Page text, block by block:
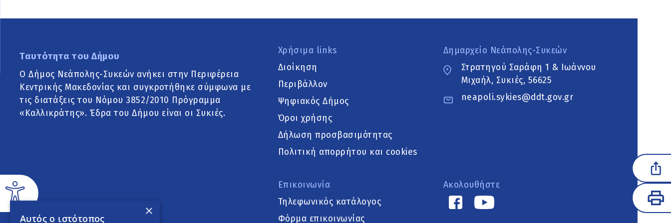
Ταυτότητα του Δήμου
Ο Δήμος Νεάπολης-Συκεών ανήκει στην Περιφέρεια
Κεντρικής Μακεδονίας και συγκροτήθηκε σύμφωνα με
τις διατάξεις του Νόμου 3852/2010 Πρόγραμμα
«Καλλικράτης». Έδρα του Δήμου είναι οι Συκιές.
Χρήσιμα links
Διοίκηση
Περιβάλλον
Ψηφιακός Δήμος
Όροι χρήσης
Δήλωση προσβασιμότητας
Πολιτική απορρήτου και cookies
Επικοινωνία
Τηλεφωνικός κατάλογος
Φόρμα επικοινωνίας
Δημαρχείο Νεάπολης-Συκεών
Στρατηγού Σαράφη 1 & Ιωάννου
Μιχαήλ, Συκιές, 56625
neapoli.sykies@ddt.gov.gr
Ακολουθήστε
×
Αυτός ο ιστότοπος